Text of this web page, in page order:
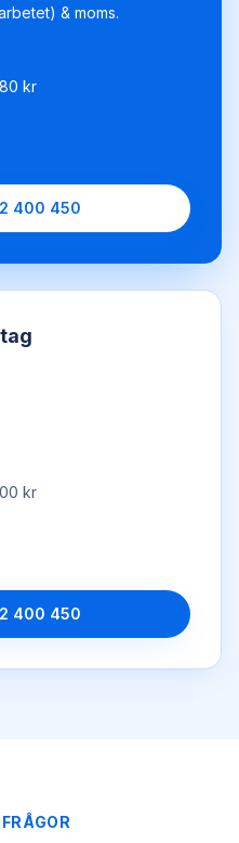
& moms.
kr
400 450
kr
400 450